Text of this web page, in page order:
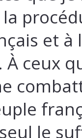
et à
À ceux
le